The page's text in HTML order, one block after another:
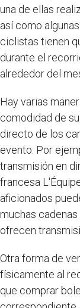
una de ellas
así como
ciclistas tienen
durante el
alrededor del
Hay varias
comodidad de
directo de los
evento. Por
transmisión en
francesa
aficionados
muchas
ofrecen
Otra forma de
físicamente al
que comprar